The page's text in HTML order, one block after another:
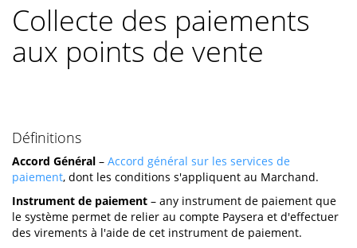
Collecte des paiements
aux points de vente
Définitions
Accord Général – Accord général sur les services de
paiement, dont les conditions s'appliquent au Marchand.
Instrument de paiement – any instrument de paiement que
le système permet de relier au compte Paysera et d'effectuer
des virements à l'aide de cet instrument de paiement.